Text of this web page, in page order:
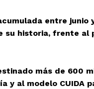
entre
su historia, frente al
más de 600
y al modelo CUIDA